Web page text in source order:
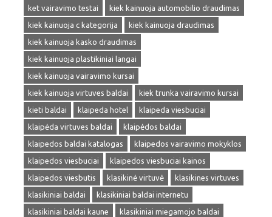
ket vairavimo testai
kiek kainuoja automobilio draudimas
kiek kainuoja c kategorija
kiek kainuoja draudimas
kiek kainuoja kasko draudimas
kiek kainuoja plastikiniai langai
kiek kainuoja vairavimo kursai
kiek kainuoja virtuves baldai
kiek trunka vairavimo kursai
kieti baldai
klaipeda hotel
klaipeda viesbuciai
klaipėda virtuves baldai
klaipėdos baldai
klaipedos baldai katalogas
klaipedos vairavimo mokyklos
klaipedos viesbuciai
klaipedos viesbuciai kainos
klaipedos viesbutis
klasikinė virtuvė
klasikines virtuves
klasikiniai baldai
klasikiniai baldai internetu
klasikiniai baldai kaune
klasikiniai miegamojo baldai